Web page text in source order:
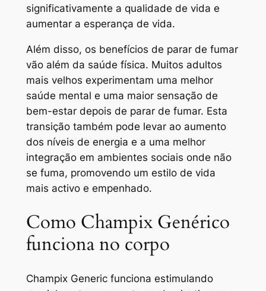
significativamente a qualidade de vida e
aumentar a esperança de vida.
Além disso, os benefícios de parar de fumar
vão além da saúde física. Muitos adultos
mais velhos experimentam uma melhor
saúde mental e uma maior sensação de
bem-estar depois de parar de fumar. Esta
transição também pode levar ao aumento
dos níveis de energia e a uma melhor
integração em ambientes sociais onde não
se fuma, promovendo um estilo de vida
mais activo e empenhado.
Como Champix Genérico
funciona no corpo
Champix Generic funciona estimulando